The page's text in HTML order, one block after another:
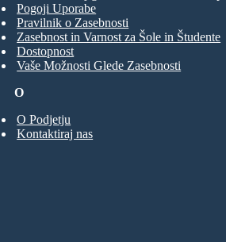
O
O Podjetju
Kontaktiraj nas
Pogoji Uporabe
Pravilnik o Zasebnosti
Zasebnost in Varnost za Šole in Študente
Dostopnost
Vaše Možnosti Glede Zasebnosti